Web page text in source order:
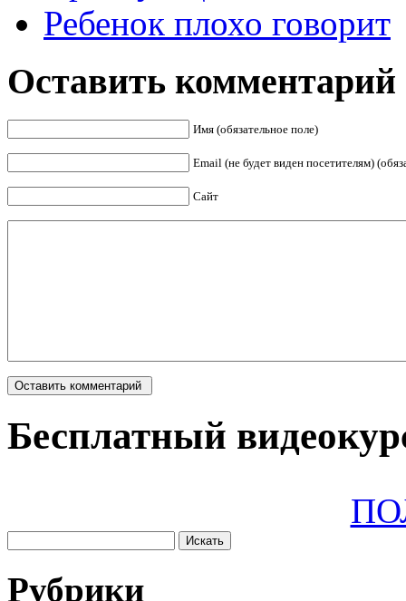
Ребенок плохо говорит
Оставить комментарий
Имя (обязательное поле)
Email (не будет виден посетителям)
Сайт
Бесплатный
Рубрики